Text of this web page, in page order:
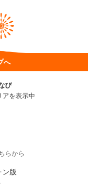
へ
び
アを表示中
らから
ン版